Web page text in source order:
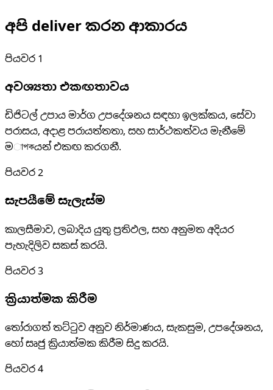
අපි deliver කරන ආකාරය
පියවර 1
අවශ්‍යතා එකඟතාවය
ඩිජිටල් උපාය මාර්ග උපදේශනය සඳහා ඉලක්කය, සේවා
පරාසය, අදාළ පරායත්තතා, සහ සාර්ථකත්වය මැනීමේ
මাপকයන් එකඟ කරගනී.
පියවර 2
සැපයීමේ සැලැස්ම
කාලසීමාව, ලබාදිය යුතු ප්‍රතිඵල, සහ අනුමත අදියර
පැහැදිලිව සකස් කරයි.
පියවර 3
ක්‍රියාත්මක කිරීම
තෝරාගත් තට්ටුව අනුව නිර්මාණය, සැකසුම, උපදේශනය,
හෝ සෘජු ක්‍රියාත්මක කිරීම සිදු කරයි.
පියවර 4